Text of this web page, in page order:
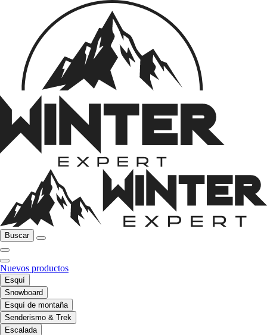
Buscar
Nuevos productos
Esquí
Snowboard
Esquí de montaña
Senderismo & Trek
Escalada